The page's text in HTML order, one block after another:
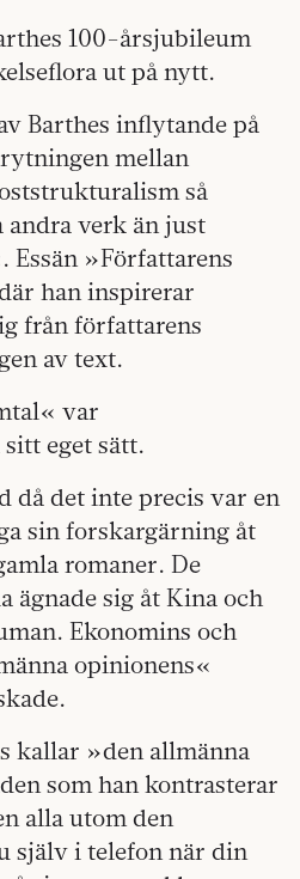
100-årsjubileum
ut på nytt.
Barthes inflytande på
mellan
så
andra verk än just
Essän »Författarens
han inspirerar
från författarens
av text.
var
eget sätt.
då det inte precis var en
sin forskargärning åt
romaner. De
ägnade sig åt Kina och
Ekonomins och
opinionens«
kallar »den allmänna
som han kontrasterar
alla utom den
själv i telefon när din